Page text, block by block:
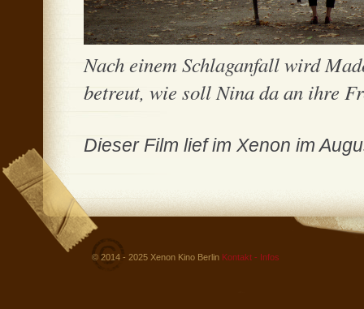
Nach einem Schlaganfall wird
betreut, wie soll Nina da an ihre
Dieser Film lief im Xenon im
© 2014 - 2025 Xenon Kino Berlin Kontakt - Infos